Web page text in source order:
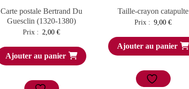
Carte postale Bertrand Du
Guesclin (1320-1380)
Prix : 2,00€
Ajouter au panier
Taille-crayon catapulte
Prix : 9,00€
Ajouter au panier